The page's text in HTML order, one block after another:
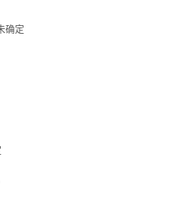
确定